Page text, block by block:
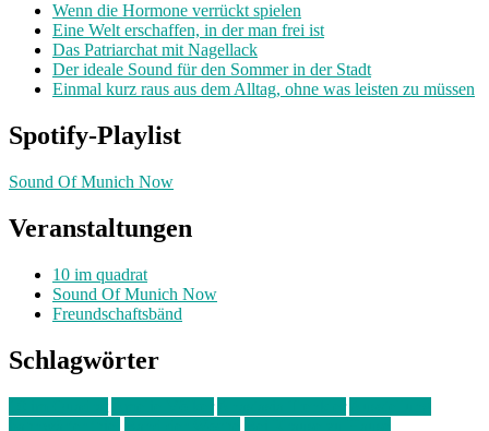
Wenn die Hormone verrückt spielen
Eine Welt erschaffen, in der man frei ist
Das Patriarchat mit Nagellack
Der ideale Sound für den Sommer in der Stadt
Einmal kurz raus aus dem Alltag, ohne was leisten zu müssen
Spotify-Playlist
Sound Of Munich Now
Veranstaltungen
10 im quadrat
Sound Of Munich Now
Freundschaftsbänd
Schlagwörter